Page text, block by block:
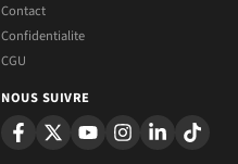
Contact
Confidentialite
CGU
NOUS SUIVRE